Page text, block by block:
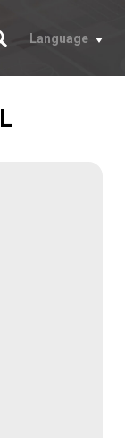
Chercher
Language